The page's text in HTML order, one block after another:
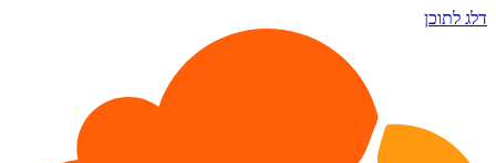
דלג לתוכן